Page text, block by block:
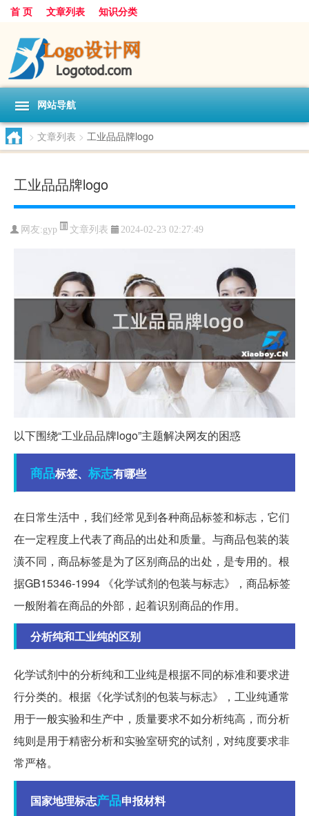
首 页 文章列表 知识分类
网站导航
> 文章列表 > 工业品品牌logo
工业品品牌logo
网友:gyp 文章列表 2024-02-23 02:27:49
以下围绕“工业品品牌logo”主题解决网友的困惑
商品标签、 标志有哪些
在日常生活中，我们经常见到各种商品标签和标志，它们
在一定程度上代表了商品的出处和质量。与商品包装的装
潢不同，商品标签是为了区别商品的出处，是专用的。根
据GB15346-1994 《化学试剂的包装与标志》，商品标签
一般附着在商品的外部，起着识别商品的作用。
分析纯和工业纯的区别
化学试剂中的分析纯和工业纯是根据不同的标准和要求进
行分类的。根据《化学试剂的包装与标志》，工业纯通常
用于一般实验和生产中，质量要求不如分析纯高，而分析
纯则是用于精密分析和实验室研究的试剂，对纯度要求非
常严格。
国家地理标志产品申报材料